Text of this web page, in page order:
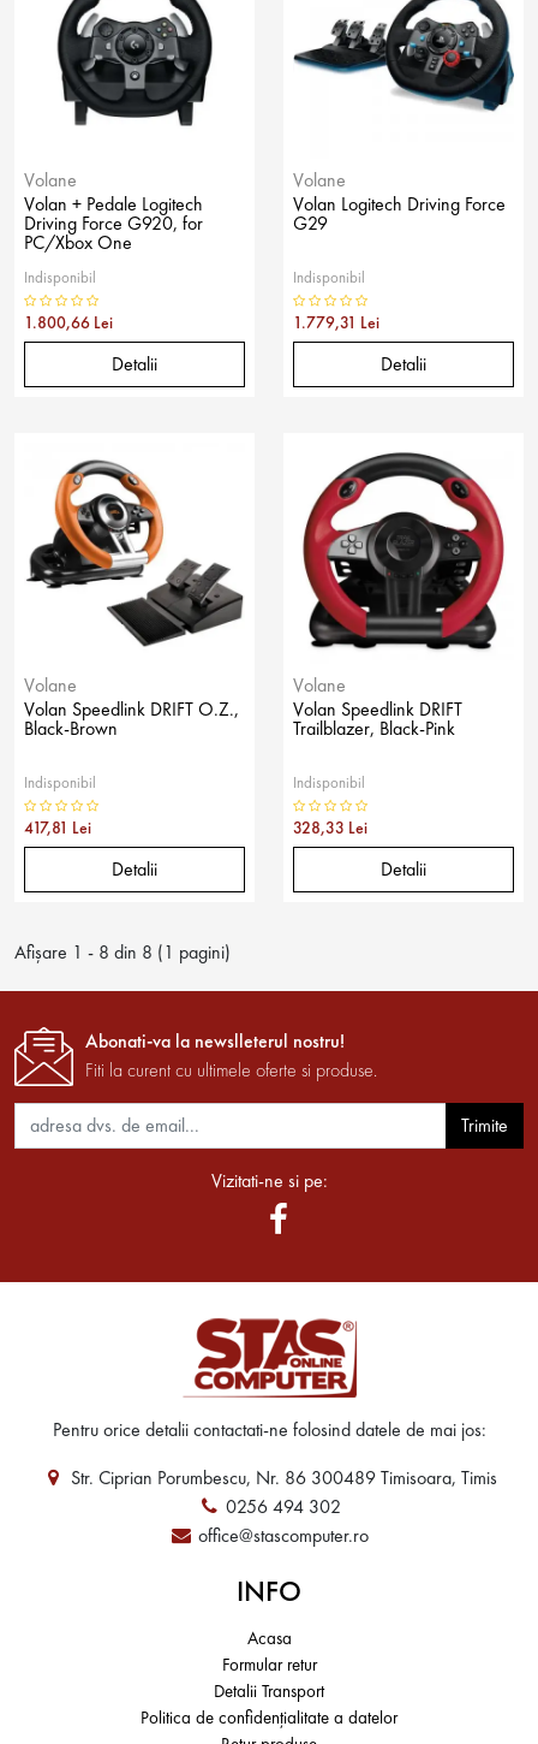
Volane
Volan + Pedale Logitech
Driving Force G920, for
PC/Xbox One
Indisponibil
1.800,66 Lei
Detalii
Volane
Volan Logitech Driving Force
G29
Indisponibil
1.779,31 Lei
Detalii
Volane
Volan Speedlink DRIFT O.Z.,
Black-Brown
Indisponibil
417,81 Lei
Detalii
Volane
Volan Speedlink DRIFT
Trailblazer, Black-Pink
Indisponibil
328,33 Lei
Detalii
Afişare 1 - 8 din 8 (1 pagini)
Abonati-va la newslleterul nostru!
Fiti la curent cu ultimele oferte si produse.
Trimite
Vizitati-ne si pe:
Pentru orice detalii contactati-ne folosind datele de mai jos:
Str. Ciprian Porumbescu, Nr. 86 300489 Timisoara, Timis
0256 494 302
office@stascomputer.ro
INFO
Acasa
Formular retur
Detalii Transport
Politica de confidențialitate a datelor